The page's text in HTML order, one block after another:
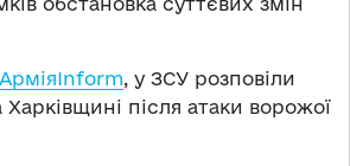
АрміяInform, у ЗСУ розповіли
після атаки ворожої